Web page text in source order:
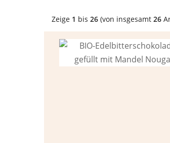
Zeige 1 bis 26 (von insgesamt 26